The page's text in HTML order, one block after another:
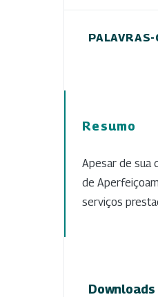
PALAVRAS-
Resumo
Apesar de sua
de
serviços
Downloads